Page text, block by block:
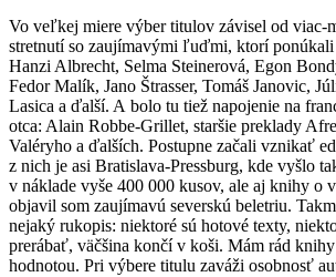
Vo veľkej miere výber titulov závisel od viac-
stretnutí so zaujímavými ľuďmi, ktorí ponúkali
Hanzi Albrecht, Selma Steinerová, Egon
Fedor Malík, Jano Štrasser, Tomáš Janovic,
Lasica a ďalší. A bolo tu tiež napojenie na
otca: Alain Robbe-Grillet, staršie preklady
Valéryho a ďalších. Postupne začali vznikať
z nich je asi Bratislava-Pressburg, kde vyšlo
v náklade vyše 400 000 kusov, ale aj knihy o
objavil som zaujímavú severskú beletriu.
nejaký rukopis: niektoré sú hotové texty,
prerábať, väčšina končí v koši. Mám rád
hodnotou. Pri výbere titulu zaváži osobnosť